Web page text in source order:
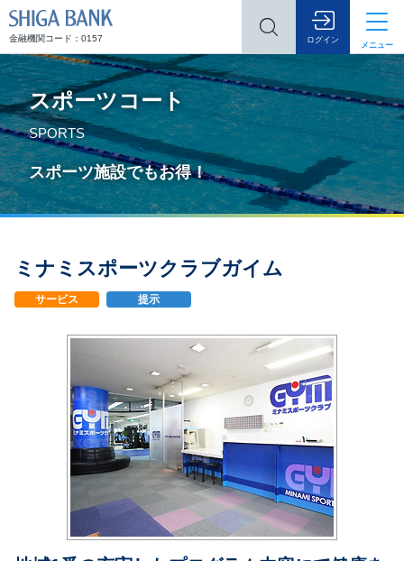
金融機関コード：0157 ログイン
メニュー
スポーツコート
SPORTS
スポーツ施設でもお得！
ミナミスポーツクラブガイム
サービス 提示